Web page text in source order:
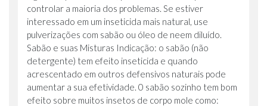
controlar a maioria dos problemas. Se estiver
interessado em um inseticida mais natural, use
pulverizações com sabão ou óleo de neem diluído.
Sabão e suas Misturas Indicação: o sabão (não
detergente) tem efeito inseticida e quando
acrescentado em outros defensivos naturais pode
aumentar a sua efetividade. 0 sabão sozinho tem bom
efeito sobre muitos insetos de corpo mole como: